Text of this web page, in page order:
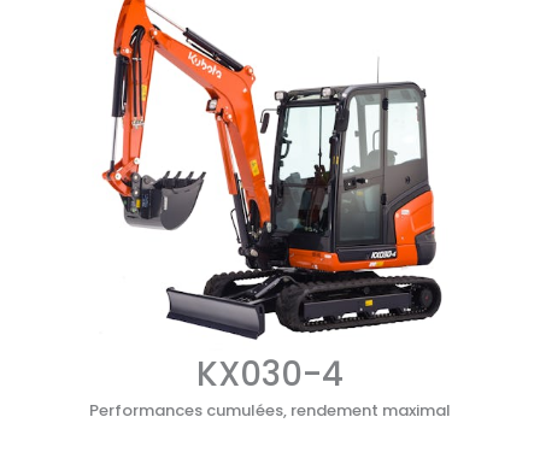
KX030-4
Performances cumulées, rendement maximal